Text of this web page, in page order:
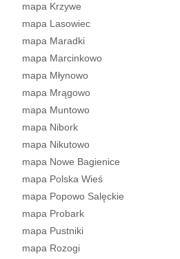
mapa Krzywe
mapa Lasowiec
mapa Maradki
mapa Marcinkowo
mapa Młynowo
mapa Mrągowo
mapa Muntowo
mapa Nibork
mapa Nikutowo
mapa Nowe Bagienice
mapa Polska Wieś
mapa Popowo Salęckie
mapa Probark
mapa Pustniki
mapa Rozogi